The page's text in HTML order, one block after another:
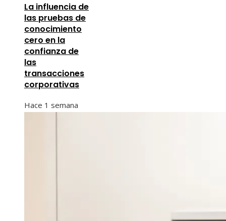
La influencia de
las pruebas de
conocimiento
cero en la
confianza de
las
transacciones
corporativas
Hace 1 semana